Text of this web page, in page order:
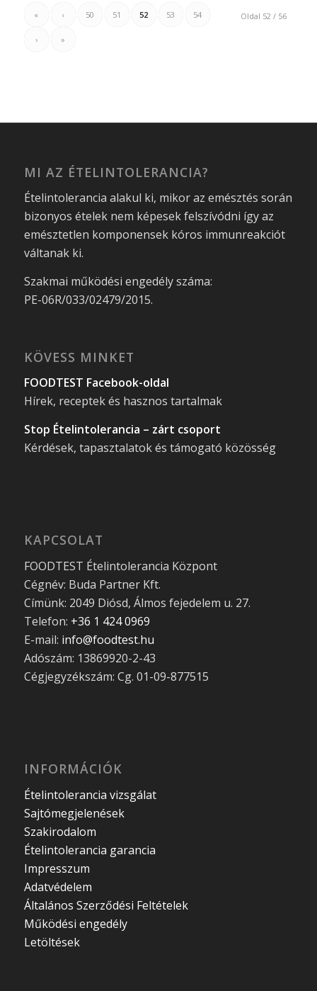
Oldal 52 / 56
« ‹ 50 51 52 53 54
› »
MI AZ ÉTELINTOLERANCIA?
Ételintolerancia alakul ki, mikor az emésztés során
bizonyos ételek nem képesek felszívódni így az
emésztetlen komponensek kóros immunreakciót
váltanak ki.
Szakmai működési engedély száma:
PE-06R/033/02479/2015.
KÖVESS MINKET
FOODTEST Facebook-oldal
Hírek, receptek és hasznos tartalmak
Stop Ételintolerancia – zárt csoport
Kérdések, tapasztalatok és támogató közösség
KAPCSOLAT
FOODTEST Ételintolerancia Központ
Cégnév: Buda Partner Kft.
Címünk: 2049 Diósd, Álmos fejedelem u. 27.
Telefon: +36 1 424 0969
E-mail: info@foodtest.hu
Adószám: 13869920-2-43
Cégjegyzékszám: Cg. 01-09-877515
INFORMÁCIÓK
Ételintolerancia vizsgálat
Sajtómegjelenések
Szakirodalom
Ételintolerancia garancia
Impresszum
Adatvédelem
Általános Szerződési Feltételek
Működési engedély
Letöltések